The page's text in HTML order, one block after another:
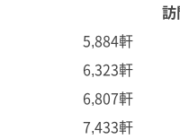
5,884軒
6,323軒
6,807軒
7,433軒